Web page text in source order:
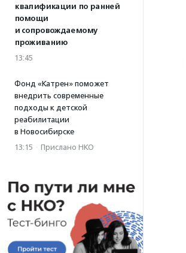
квалификации по ранней
помощи
и сопровождаемому
проживанию
13:45
Фонд «Катрен» поможет
внедрить современные
подходы к детской
реабилитации
в Новосибирске
13:15 · Прислано НКО